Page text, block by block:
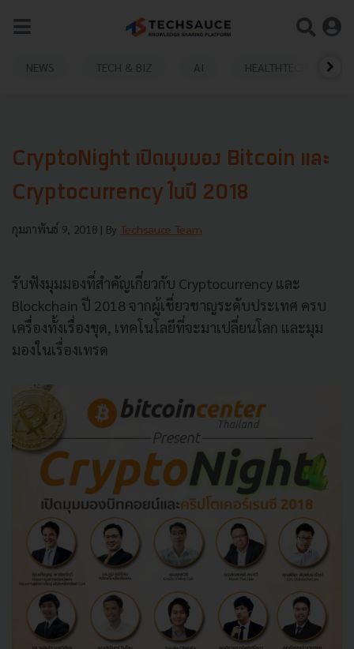
NEWS TECH & BIZ AI HEALTHTECH
CryptoNight เปิดมุมมอง Bitcoin และ
Cryptocurrency ในปี 2018
กุมภาพันธ์ 9, 2018 | By Techsauce Team
รับฟังมุมมองที่สำคัญเกี่ยวกับ Cryptocurrency และ
Blockchain ปี 2018 จากผู้เชี่ยวชาญระดับประเทศ ครบ
เครื่องทั้งเรื่องขุด, เทคโนโลยีที่จะมาเปลี่ยนโลก และมุม
มองในเรื่องเทรด